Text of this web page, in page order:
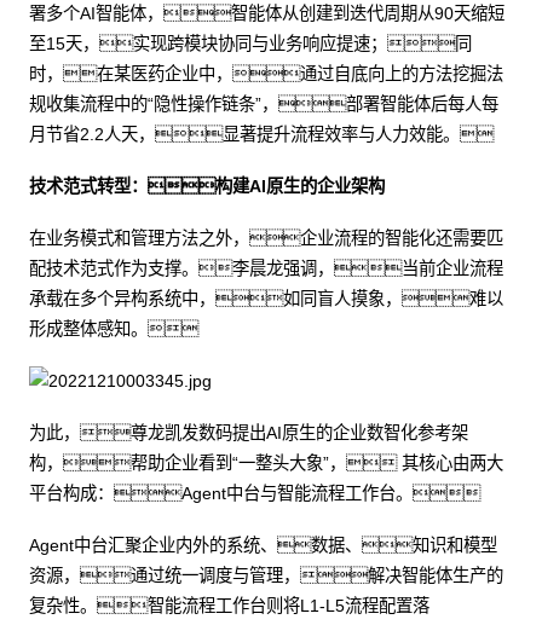
署多个AI智能体，智能体从创建到迭代周期从90天缩短
至15天，实现跨模块协同与业务响应提速；同
时，在某医药企业中，通过自底向上的方法挖掘法
规收集流程中的“隐性操作链条”，部署智能体后每人每
月节省2.2人天，显著提升流程效率与人力效能。
技术范式转型：构建AI原生的企业架构
在业务模式和管理方法之外，企业流程的智能化还需要匹
配技术范式作为支撑。李晨龙强调，当前企业流程
承载在多个异构系统中，如同盲人摸象，难以
形成整体感知。
为此，尊龙凯发数码提出AI原生的企业数智化参考架
构，帮助企业看到“一整头大象”， 其核心由两大
平台构成：Agent中台与智能流程工作台。
Agent中台汇聚企业内外的系统、数据、知识和模型
资源，通过统一调度与管理，解决智能体生产的
复杂性。智能流程工作台则将L1-L5流程配置落